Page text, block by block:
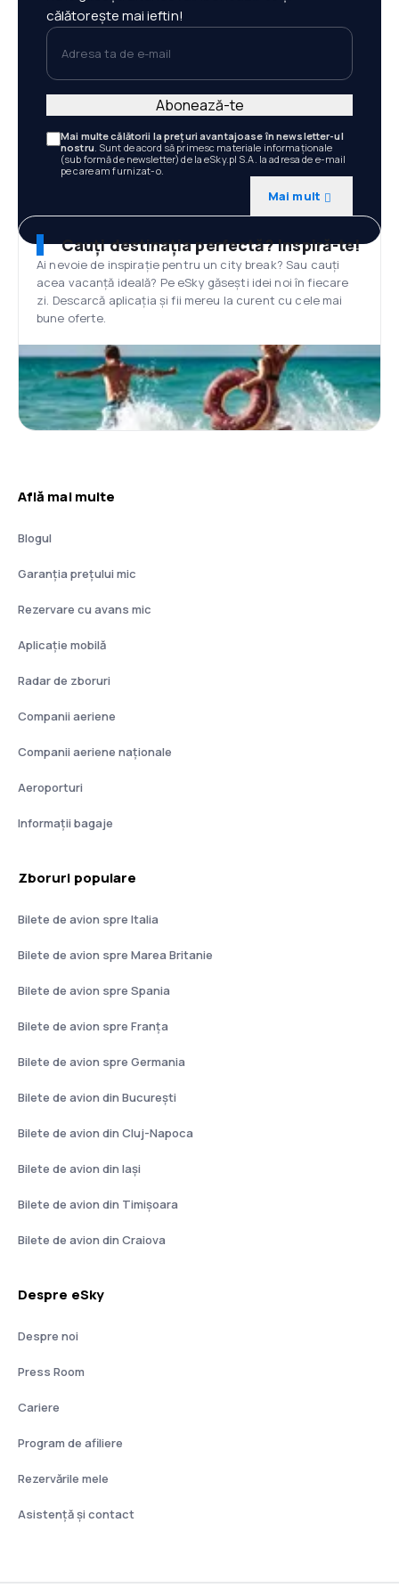
călătorește mai ieftin!
Adresa ta de e-mail
Mai multe călătorii la prețuri avantajoase în newsletter-ul
nostru. Sunt de acord să primesc materiale informaționale
(sub formă de newsletter) de la eSky.pl S.A. la adresa de e-mail
pe care am furnizat-o.
Mai mult
Abonează-te
Cauți destinația perfectă? Inspiră-te!
Ai nevoie de inspirație pentru un city break? Sau cauți
acea vacanță ideală? Pe eSky găsești idei noi în fiecare
zi. Descarcă aplicația și fii mereu la curent cu cele mai
bune oferte.
Află mai multe
Blogul
Garanția prețului mic
Rezervare cu avans mic
Aplicație mobilă
Radar de zboruri
Companii aeriene
Companii aeriene naţionale
Aeroporturi
Informații bagaje
Zboruri populare
Bilete de avion spre Italia
Bilete de avion spre Marea Britanie
Bilete de avion spre Spania
Bilete de avion spre Franţa
Bilete de avion spre Germania
Bilete de avion din București
Bilete de avion din Cluj-Napoca
Bilete de avion din Iași
Bilete de avion din Timișoara
Bilete de avion din Craiova
Despre eSky
Despre noi
Press Room
Cariere
Program de afiliere
Rezervările mele
Asistenţă şi contact